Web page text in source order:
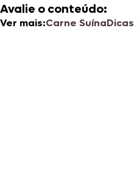
Avalie o conteúdo:
Ver mais:Carne SuínaDicas